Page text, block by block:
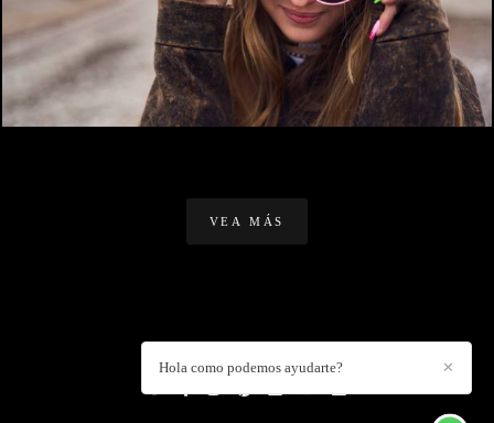
2072 1
VEA MÁS
✕
Hola como podemos ayudarte?